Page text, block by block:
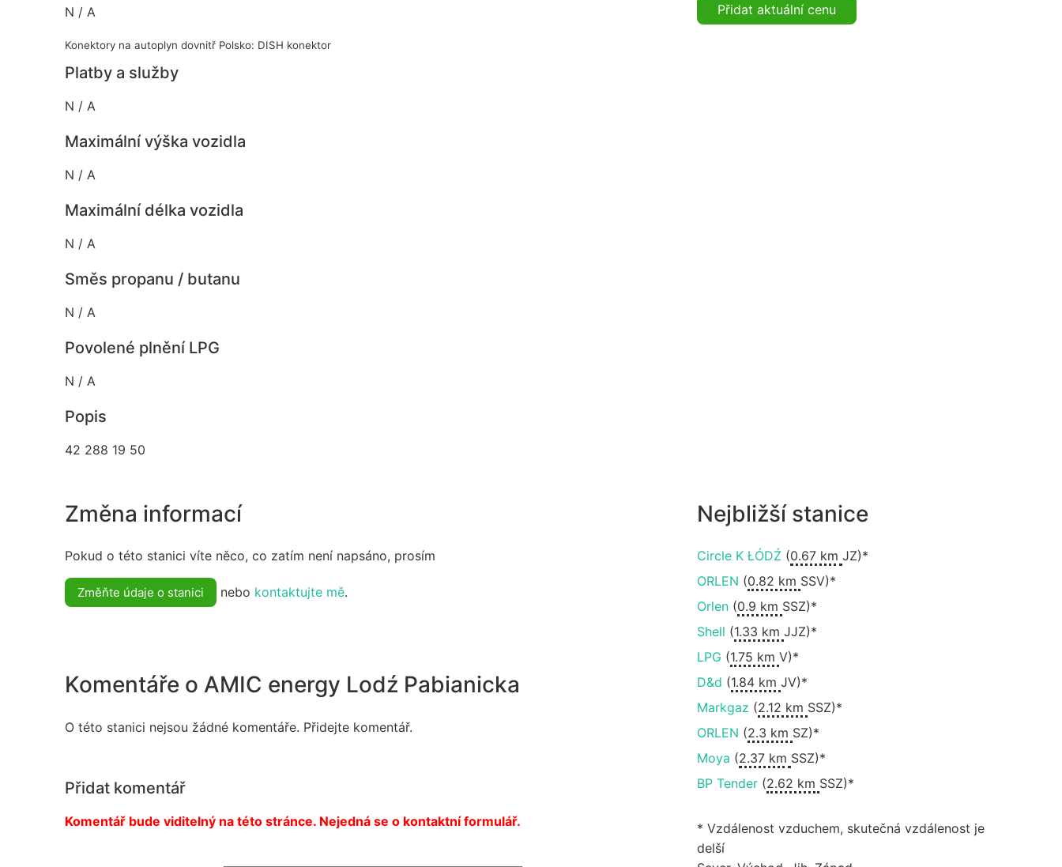
N / A
Konektory na autoplyn dovnitř Polsko: DISH konektor
Platby a služby
N / A
Maximální výška vozidla
N / A
Maximální délka vozidla
N / A
Směs propanu / butanu
N / A
Povolené plnění LPG
N / A
Popis
42 288 19 50
Přidat aktuální cenu
Změna informací
Pokud o této stanici víte něco, co zatím není napsáno, prosím
Změňte údaje o stanici nebo kontaktujte mě.
Komentáře o AMIC energy Lodź Pabianicka
O této stanici nejsou žádné komentáře. Přidejte komentář.
Přidat komentář
Komentář bude viditelný na této stránce. Nejedná se o kontaktní formulář.
Nejbližší stanice
Circle K ŁÓDŹ (0.67 km JZ)*
ORLEN (0.82 km SSV)*
Orlen(0.9 km SSZ)*
Shell (1.33 km JJZ)*
LPG (1.75 km V)*
D&d (1.84 km JV)*
Markgaz (2.12 km SSZ)*
ORLEN (2.3 km SZ)*
Moya (2.37 km SSZ)*
BP Tender(2.62 km SSZ)*
* Vzdálenost vzduchem, skutečná vzdálenost je
delší